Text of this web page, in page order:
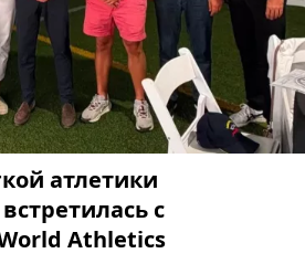
атлетики
с
Athletics